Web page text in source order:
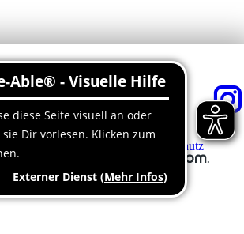
Datenschutz|
Barrierefreiheitserklärung